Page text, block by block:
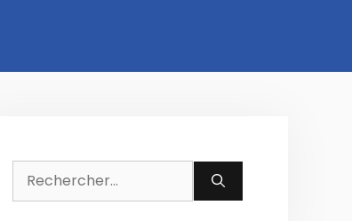
Rechercher :